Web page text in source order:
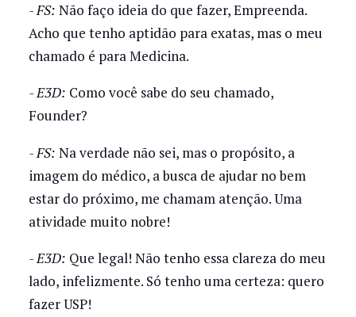
- FS: Não faço ideia do que fazer, Empreenda.
Acho que tenho aptidão para exatas, mas o meu
chamado é para Medicina.
- E3D: Como você sabe do seu chamado,
Founder?
- FS: Na verdade não sei, mas o propósito, a
imagem do médico, a busca de ajudar no bem
estar do próximo, me chamam atenção. Uma
atividade muito nobre!
- E3D: Que legal! Não tenho essa clareza do meu
lado, infelizmente. Só tenho uma certeza: quero
fazer USP!